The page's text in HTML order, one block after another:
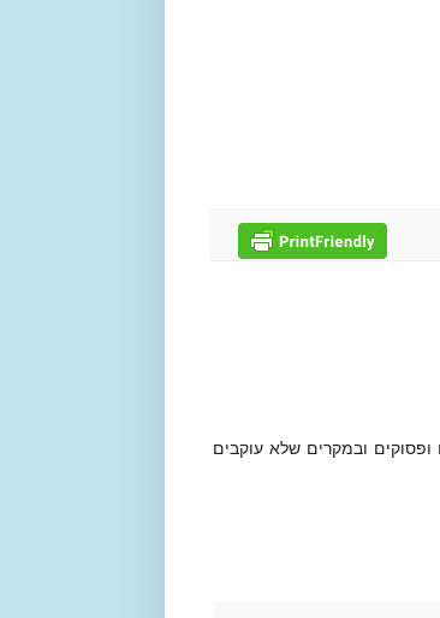
ובמקרים שלא עוקבים